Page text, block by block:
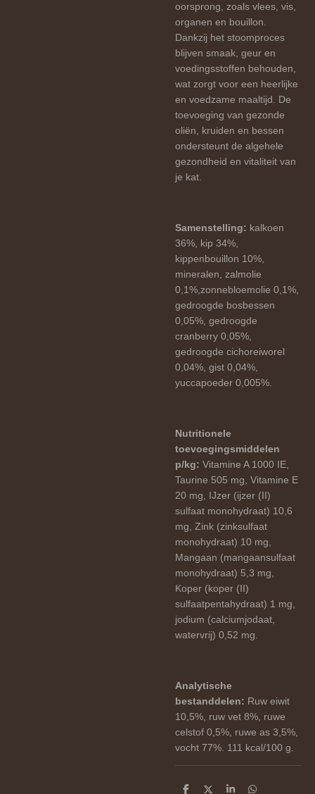
oorsprong, zoals vlees, vis,
organen en bouillon.
Dankzij het stoomproces
blijven smaak, geur en
voedingsstoffen behouden,
wat zorgt voor een heerlijke
en voedzame maaltijd. De
toevoeging van gezonde
oliën, kruiden en bessen
ondersteunt de algehele
gezondheid en vitaliteit van
je kat.
Samenstelling: kalkoen
36%, kip 34%,
kippenbouillon 10%,
mineralen, zalmolie
0,1%,zonnebloemolie 0,1%,
gedroogde bosbessen
0,05%, gedroogde
cranberry 0,05%,
gedroogde cichoreiworel
0,04%, gist 0,04%,
yuccapoeder 0,005%.
Nutritionele
toevoegingsmiddelen
p/kg: Vitamine A 1000 IE,
Taurine 505 mg, Vitamine E
20 mg, IJzer (ijzer (II)
sulfaat monohydraat) 10,6
mg, Zink (zinksulfaat
monohydraat) 10 mg,
Mangaan (mangaansulfaat
monohydraat) 5,3 mg,
Koper (koper (II)
sulfaatpentahydraat) 1 mg,
jodium (calciumjodaat,
watervrij) 0,52 mg.
Analytische
bestanddelen: Ruw eiwit
10,5%, ruw vet 8%, ruwe
celstof 0,5%, ruwe as 3,5%,
vocht 77%. 111 kcal/100 g.